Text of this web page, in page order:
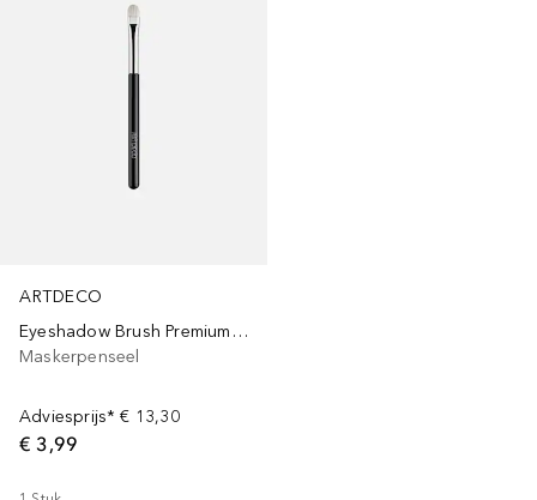
ARTDECO
Eyeshadow Brush Premium Quality
Maskerpenseel
Adviesprijs* € 13,30
€ 3,99